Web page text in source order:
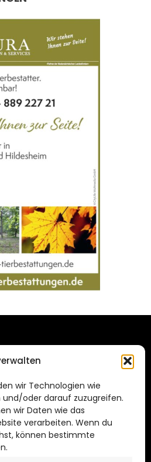
wir Technologien wie
oder darauf zuzugreifen.
wir Daten wie das
verarbeiten. Wenn du
können bestimmte
BEI FACEBOOK